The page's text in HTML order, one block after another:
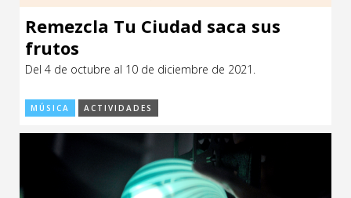
Sin categoría
Remezcla Tu Ciudad saca sus
frutos
Del 4 de octubre al 10 de diciembre de 2021.
MÚSICA ACTIVIDADES